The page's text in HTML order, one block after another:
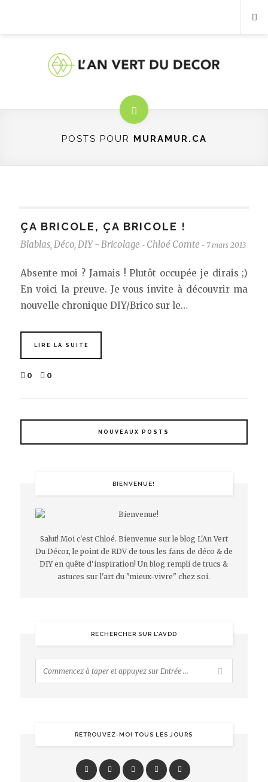
POSTS POUR MURAMUR.CA
ÇA BRICOLE, ÇA BRICOLE !
Blablas, Déco, DIY - Bricolage - Chloé Comte - 7 mars 2013
Absente moi ? Jamais ! Plutôt occupée je dirais ;)
En voici la preuve. Je vous invite à découvrir ma
nouvelle chronique DIY/Brico sur le…
LIRE LA SUITE
0 0
NOUVEAUX POSTS
BIENVENUE!
Salut! Moi c'est Chloé. Bienvenue sur le blog L'An Vert
Du Décor, le point de RDV de tous les fans de déco & de
DIY en quête d'inspiration! Un blog rempli de trucs &
astuces sur l'art du "mieux-vivre" chez soi.
RECHERCHER SUR L’AVDD
RETROUVEZ-MOI TOUS LES JOURS